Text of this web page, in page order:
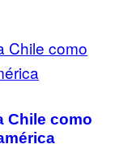
Chile como